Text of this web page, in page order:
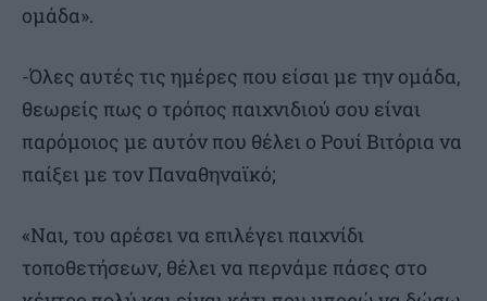
ομάδα».
-Όλες αυτές τις ημέρες που είσαι με την ομάδα,
θεωρείς πως ο τρόπος παιχνιδιού σου είναι
παρόμοιος με αυτόν που θέλει ο Ρουί Βιτόρια να
παίξει με τον Παναθηναϊκό;
«Ναι, του αρέσει να επιλέγει παιχνίδι
τοποθετήσεων, θέλει να περνάμε πάσες στο